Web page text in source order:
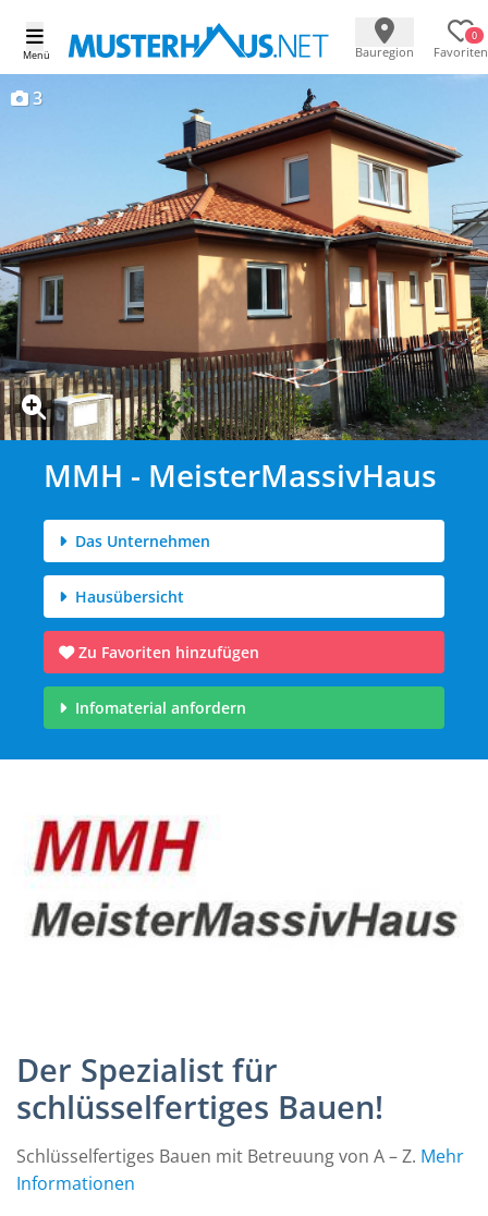
Menü Bauregion
0
Favoriten
3
MMH - MeisterMassivHaus
Das Unternehmen
Hausübersicht
Zu Favoriten hinzufügen
Infomaterial anfordern
Der Spezialist für
schlüsselfertiges Bauen!
Schlüsselfertiges Bauen mit Betreuung von A – Z. Mehr
Informationen